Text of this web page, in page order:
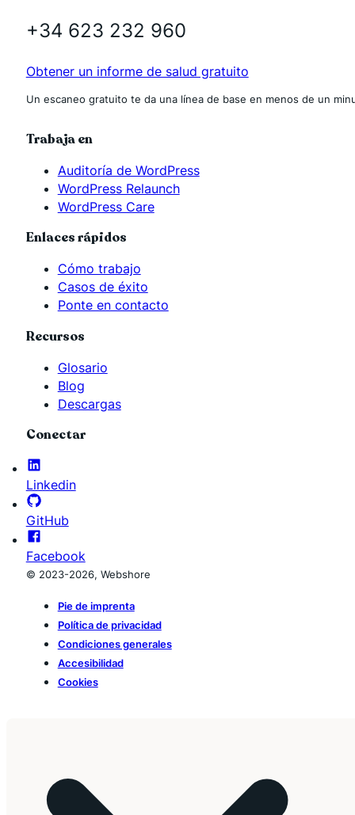
+34 623 232 960
Obtener un informe de salud gratuito
Un escaneo gratuito te da una línea de base en menos de un
Trabaja en
Auditoría de WordPress
WordPress Relaunch
WordPress Care
Enlaces rápidos
Cómo trabajo
Casos de éxito
Ponte en contacto
Recursos
Glosario
Blog
Descargas
Conectar
Linkedin
GitHub
Facebook
© 2023-2026, Webshore
Pie de imprenta
Política de privacidad
Condiciones generales
Accesibilidad
Cookies